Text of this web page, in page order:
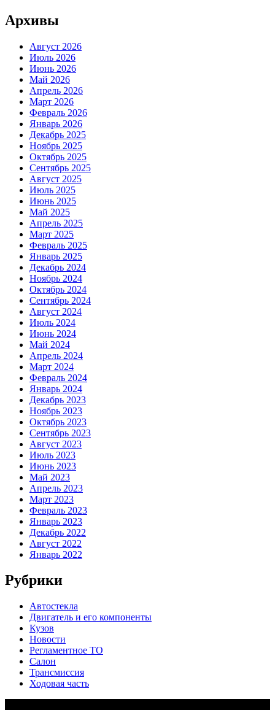
Архивы
Август 2026
Июль 2026
Июнь 2026
Май 2026
Апрель 2026
Март 2026
Февраль 2026
Январь 2026
Декабрь 2025
Ноябрь 2025
Октябрь 2025
Сентябрь 2025
Август 2025
Июль 2025
Июнь 2025
Май 2025
Апрель 2025
Март 2025
Февраль 2025
Январь 2025
Декабрь 2024
Ноябрь 2024
Октябрь 2024
Сентябрь 2024
Август 2024
Июль 2024
Июнь 2024
Май 2024
Апрель 2024
Март 2024
Февраль 2024
Январь 2024
Декабрь 2023
Ноябрь 2023
Октябрь 2023
Сентябрь 2023
Август 2023
Июль 2023
Июнь 2023
Май 2023
Апрель 2023
Март 2023
Февраль 2023
Январь 2023
Декабрь 2022
Август 2022
Январь 2022
Рубрики
Автостекла
Двигатель и его компоненты
Кузов
Новости
Регламентное ТО
Салон
Трансмиссия
Ходовая часть